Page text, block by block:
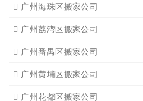
广州海珠区搬家公司
广州荔湾区搬家公司
广州番禺区搬家公司
广州黄埔区搬家公司
广州花都区搬家公司